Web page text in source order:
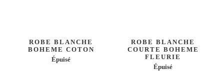
ROBE BLANCHE
BOHEME COTON
Épuisé
ROBE BLANCHE
COURTE BOHEME
FLEURIE
Épuisé